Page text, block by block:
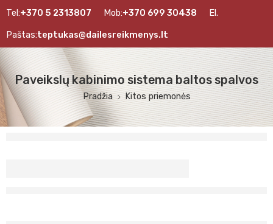
Tel:+370 5 2313807 Mob:+370 699 30438 El.
Paštas:teptukas@dailesreikmenys.lt
Paveikslų kabinimo sistema baltos spalvos
Pradžia Kitos priemonės